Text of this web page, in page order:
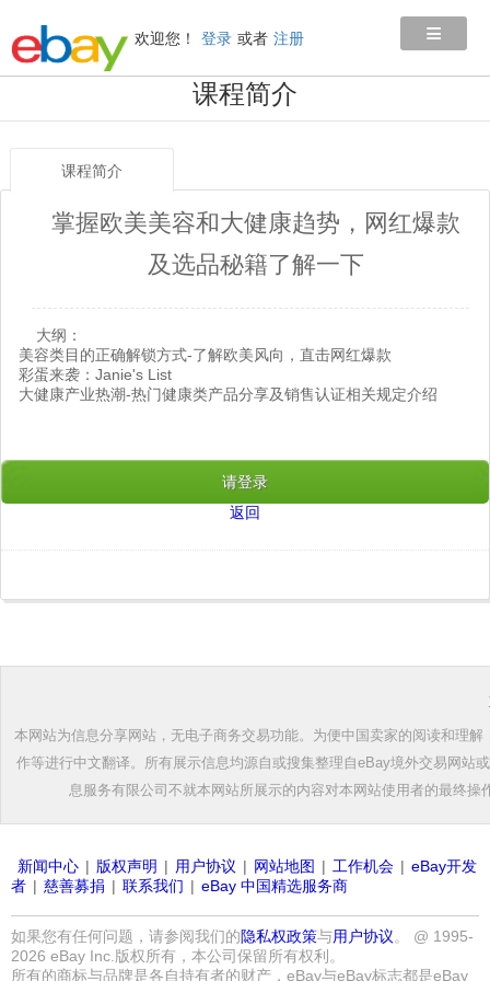
≡
欢迎您！ 登录 或者 注册
课程简介
课程简介
掌握欧美美容和大健康趋势，网红爆款
及选品秘籍了解一下
大纲：
美容类目的正确解锁方式-了解欧美风向，直击网红爆款
彩蛋来袭：Janie's List
大健康产业热潮-热门健康类产品分享及销售认证相关规定介绍
请登录
返回
本网站为信息分享网站，无电子商务交易功能。为便中国卖家的阅读和理
作等进行中文翻译。所有展示信息均源自或搜集整理自eBay境外交易网站
息服务有限公司不就本网站所展示的内容对本网站使用者的最终
新闻中心 | 版权声明 | 用户协议 | 网站地图 | 工作机会 | eBay开发
者 | 慈善募捐 | 联系我们 | eBay 中国精选服务商
如果您有任何问题，请参阅我们的隐私权政策与用户协议。 @ 1995-
2026 eBay Inc.版权所有，本公司保留所有权利。
所有的商标与品牌是各自持有者的财产，eBay与eBay标志都是eBay